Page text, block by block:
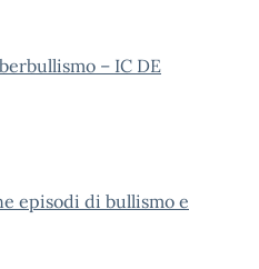
– IC DE
episodi di bullismo e